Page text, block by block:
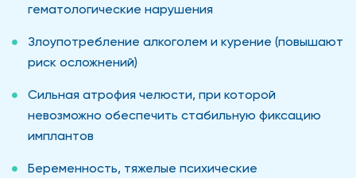
гематологические нарушения
Злоупотребление алкоголем и курение (повышают
риск осложнений)
Сильная атрофия челюсти, при которой
невозможно обеспечить стабильную фиксацию
имплантов
Беременность, тяжелые психические